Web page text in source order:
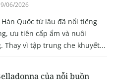
06/2026
Hàn Quốc từ lâu đã nổi tiếng
ưu tiên cấp ẩm và nuôi
vì tập trung che khuyết...
của nỗi buồn